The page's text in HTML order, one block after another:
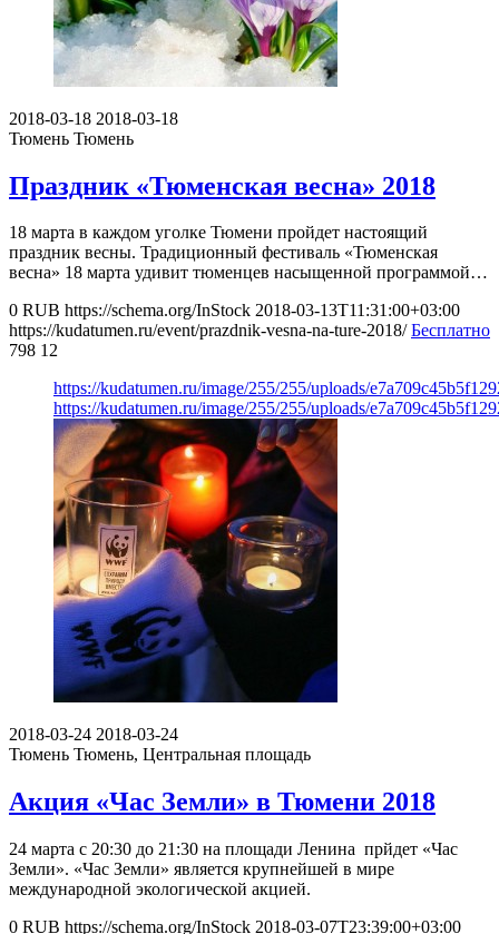
2018-03-18 2018-03-18
Тюмень Тюмень
Праздник «Тюменская весна» 2018
18 марта в каждом уголке Тюмени пройдет настоящий
праздник весны. Традиционный фестиваль «Тюменская
весна» 18 марта удивит тюменцев насыщенной программой…
0 RUB https://schema.org/InStock 2018-03-13T11:31:00+03:00
https://kudatumen.ru/event/prazdnik-vesna-na-ture-2018/ Бесплатно
798 12
https://kudatumen.ru/image/255/255/uploads/
https://kudatumen.ru/image/255/255/uploads/
2018-03-24 2018-03-24
Тюмень Тюмень, Центральная площадь
Акция «Час Земли» в Тюмени 2018
24 марта с 20:30 до 21:30 на площади Ленина прйдет «Час
Земли». «Час Земли» является крупнейшей в мире
международной экологической акцией.
0 RUB https://schema.org/InStock 2018-03-07T23:39:00+03:00